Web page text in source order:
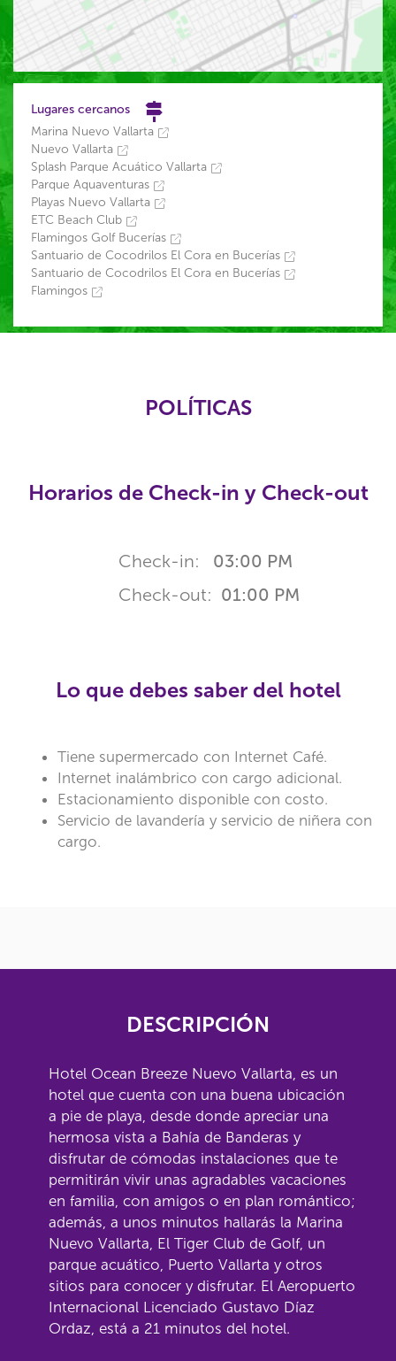
Lugares cercanos
Marina Nuevo Vallarta
Nuevo Vallarta
Splash Parque Acuático Vallarta
Parque Aquaventuras
Playas Nuevo Vallarta
ETC Beach Club
Flamingos Golf Bucerías
Santuario de Cocodrilos El Cora en Bucerías
Santuario de Cocodrilos El Cora en Bucerías
Flamingos
POLÍTICAS
Horarios de Check-in y Check-out
Check-in: 03:00 PM
Check-out: 01:00 PM
Lo que debes saber del hotel
Tiene supermercado con Internet Café.
Internet inalámbrico con cargo adicional.
Estacionamiento disponible con costo.
Servicio de lavandería y servicio de niñera con
cargo.
DESCRIPCIÓN
Hotel Ocean Breeze Nuevo Vallarta, es un
hotel que cuenta con una buena ubicación
a pie de playa, desde donde apreciar una
hermosa vista a Bahía de Banderas y
disfrutar de cómodas instalaciones que te
permitirán vivir unas agradables vacaciones
en familia, con amigos o en plan romántico;
además, a unos minutos hallarás la Marina
Nuevo Vallarta, El Tiger Club de Golf, un
parque acuático, Puerto Vallarta y otros
sitios para conocer y disfrutar. El Aeropuerto
Internacional Licenciado Gustavo Díaz
Ordaz, está a 21 minutos del hotel.